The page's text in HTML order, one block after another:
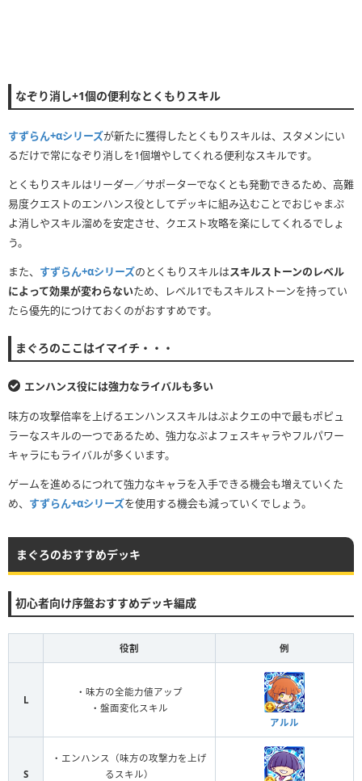
なぞり消し+1個の便利なとくもりスキル
すずらん+αシリーズが新たに獲得したとくもりスキルは、スタメンにい
るだけで常になぞり消しを1個増やしてくれる便利なスキルです。
とくもりスキルはリーダー／サポーターでなくとも発動できるため、高難
易度クエストのエンハンス役としてデッキに組み込むことでおじゃまぷ
よ消しやスキル溜めを安定させ、クエスト攻略を楽にしてくれるでしょ
う。
また、 すずらん+αシリーズのとくもりスキルはスキルストーンのレベル
によって効果が変わらないため、レベル1でもスキルストーンを持ってい
たら優先的につけておくのがおすすめです。
まぐろのここはイマイチ・・・
エンハンス役には強力なライバルも多い
味方の攻撃倍率を上げるエンハンススキルはぷよクエの中で最もポピュ
ラーなスキルの一つであるため、強力なぷよフェスキャラやフルパワー
キャラにもライバルが多くいます。
ゲームを進めるにつれて強力なキャラを入手できる機会も増えていくた
め、 すずらん+αシリーズを使用する機会も減っていくでしょう。
まぐろのおすすめデッキ
初心者向け序盤おすすめデッキ編成
役割 例
L
・味方の全能力値アップ
・盤面変化スキル
アルル
S
・エンハンス（味方の攻撃力を上げ
るスキル）